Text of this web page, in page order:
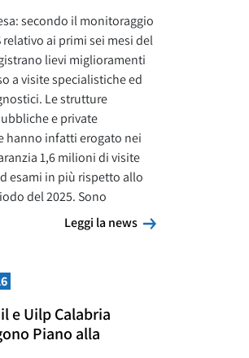
secondo il monitoraggio
relativo ai primi sei mesi del
lievi miglioramenti
a visite specialistiche ed
Le strutture
e private
hanno infatti erogato nei
1,6 milioni di visite
esami in più rispetto allo
del 2025. Sono
Leggi la news
Leggi la news
e Uilp Calabria
Piano alla